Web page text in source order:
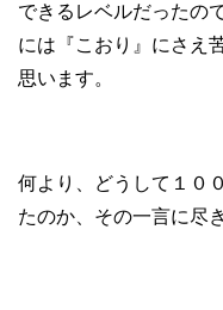
できるレベルだったの
には『こおり』にさえ
思います。
何より、どうして１０
たのか、その一言に尽